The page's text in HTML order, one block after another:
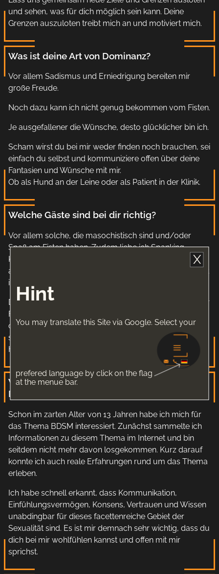
X
Hint
You may translate this Site via Google. Select your
prefered language by click on the flag
at the menue bar.
und sehen, was für dich möglich sein kann. Deine
Grenzen auszuloten treibt mich an und motiviert mich.
Was ist deine Art von Dominanz?
Vor allem Sadismus und Erniedrigung bereiten mir
große Freude.
Noch dazu kann ich nicht genug bekommen vom Fisten.
Je ausgefallener die Wünsche, desto glücklicher bin ich.
Scham wirst du bei mir weder finden noch brauchen, sei
einfach du selbst und kommuniziere offen über deine
Fantasien und Wünsche mit mir.
Ob als Hund an der Leine oder als Patient in der Klinik.
Welche Gäste sind bei dir richtig?
Vor allem solche, die masochistisch sind und/oder
Spaß am Fisten haben. Zudem liebe ich Spanking,
Kneifen, Kratzen und Ohrfeigen, darin gehe ich förmlich
auf! Wenn du weißt, was du willst und zum Lachen nicht
in den Keller gehen musst, bist du bei mir genau richtig!
Dabei ist mir egal ob du Anfänger oder fortgeschrittener
Faustliebhaber bist. Ob du es langsam, schnell, hart
oder etwas zarter bevorzugst, hier bestimmst
selbstverständlich du wie weit wir gehen!
Hauptsache du bist erfüllt, bzw. ausgefüllt.
Wie ist dein Werdegang als
Domina/Bizarrlady/Switch/Sub?
Schon im zarten Alter von 13 Jahren habe ich mich für
das Thema BDSM interessiert. Zunächst sammelte ich
Informationen zu diesem Thema im Internet und bin
seitdem nicht mehr davon losgekommen. Kurz darauf
konnte ich auch reale Erfahrungen rund um das Thema
erleben.
Ich habe schnell erkannt, dass Kommunikation,
Einfühlungsvermögen, Konsens, Vertrauen und Wissen
unabdingbar für dieses facettenreiche Gebiet der
Sexualität sind. Es ist mir demnach sehr wichtig, dass du
dich bei mir wohlfühlen kannst und offen mit mir
sprichst.